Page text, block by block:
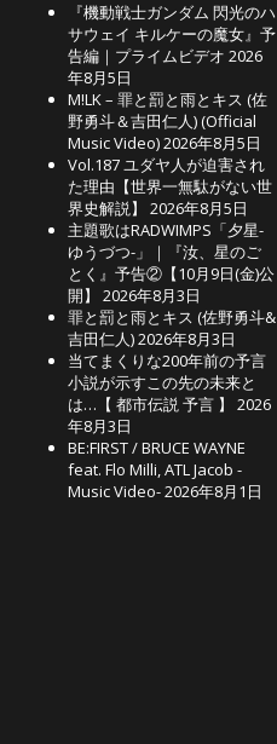
『機動戦士ガンダム 閃光のハ
サウェイ キルケーの魔女』予
告編｜プライムビデオ 2026
年8月5日
M!LK – 罪と罰と雨とキス (佐
野勇斗＆吉田仁人) (Official
Music Video)2026年8月5日
Vol.187 ユダヤ人が迫害され
た理由【世界一無駄がない世
界史解説】
2026年8月5日
主題歌はRADWIMPS「夕星-
ゆうづつ-」｜『汝、星のご
とく』予告②【10月9日(金)公
開】
2026年8月3日
罪と罰と雨とキス (佐野勇斗&
吉田仁人)2026年8月3日
当てまくりな200年前の予言
小説が示すこの先の未来と
は…【 都市伝説 予言 】
2026
年8月3日
BE:FIRST / BRUCE WAYNE
feat. Flo Milli, ATL Jacob -
Music Video-2026年8月1日